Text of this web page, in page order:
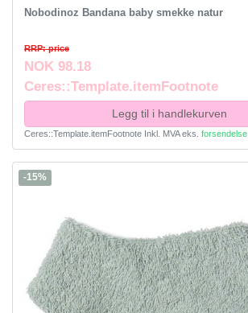
Nobodinoz Bandana baby smekke natur
RRP: price
NOK 98.18
Ceres::Template.itemFootnote
Legg til i handlekurven
Ceres::Template.itemFootnote Inkl. MVAeks. forsendelse
-15%